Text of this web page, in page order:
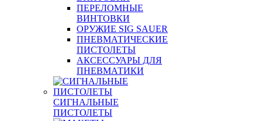
ПЕРЕЛОМНЫЕ
ВИНТОВКИ
ОРУЖИЕ SIG SAUER
ПНЕВМАТИЧЕСКИЕ
ПИСТОЛЕТЫ
АКСЕССУАРЫ ДЛЯ
ПНЕВМАТИКИ
СИГНАЛЬНЫЕ
ПИСТОЛЕТЫ